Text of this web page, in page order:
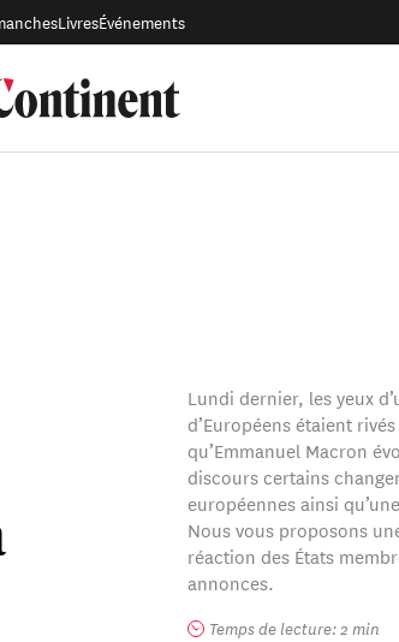
LivresÉvénements
Lundi dernier, les yeux
d’Européens étaient
qu’Emmanuel Macron
discours certains
européennes ainsi
Nous vous proposons
réaction des États
annonces.
Temps de lecture: 2 min